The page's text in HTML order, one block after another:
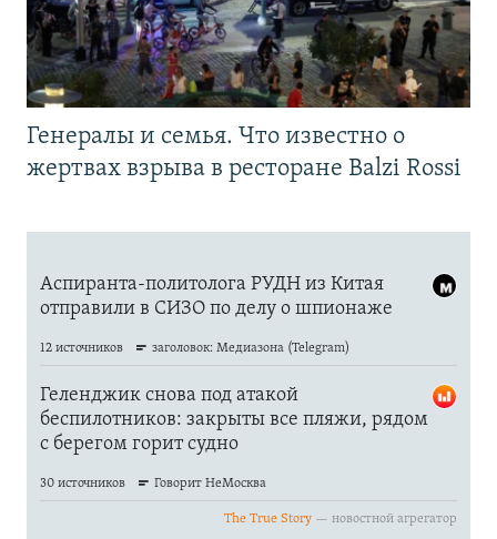
Генералы и семья. Что известно о
жертвах взрыва в ресторане Balzi Rossi